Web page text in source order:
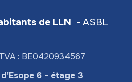
de LLN - ASBL
: BE0420934567
6 - étage 3